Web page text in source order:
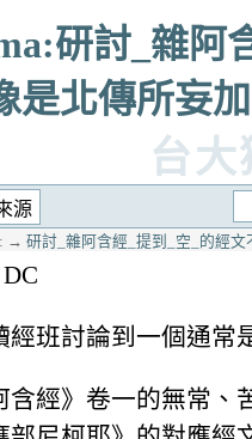
研討_雜阿
是北傳所妄加
台
→ 研討_雜阿含經_提到_空_的經文
經班討論到一個通
含經》卷一的無常